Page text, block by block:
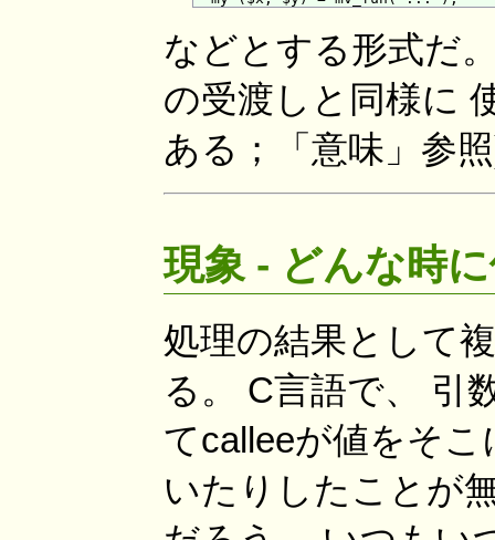
などとする形式だ
の受渡しと同様に
ある；「意味」参
現象 - どんな時
処理の結果として
る。 C言語で、 引
てcalleeが値をそ
いたりしたことが